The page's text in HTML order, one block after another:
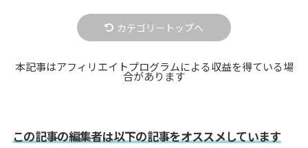
カテゴリートップへ
本記事はアフィリエイトプログラムによる収益を得ている場
合があります
この記事の編集者は以下の記事をオススメしています